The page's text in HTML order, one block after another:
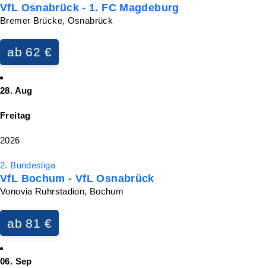
VfL Osnabrück - 1. FC Magdeburg
Bremer Brücke, Osnabrück
ab 62 €
28. Aug
Freitag
2026
2. Bundesliga
VfL Bochum - VfL Osnabrück
Vonovia Ruhrstadion, Bochum
ab 81 €
06. Sep